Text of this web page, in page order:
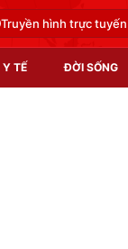
Truyền hình trực tuyến
Y TẾ ĐỜI SỐNG